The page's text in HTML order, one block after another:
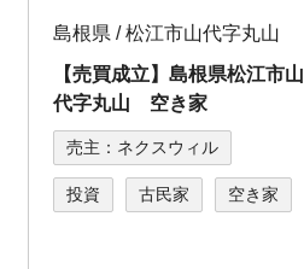
島根県 / 松江市山代字丸山
【売買成立】島根県松江市山
代字丸山 空き家
売主：ネクスウィル
投資 古民家 空き家